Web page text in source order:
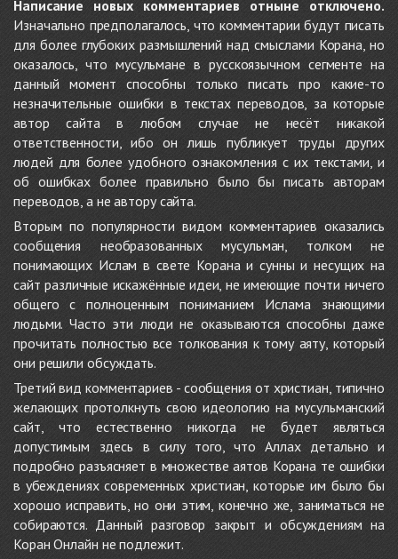
Написание новых комментариев отныне отключено.
Изначально предполагалось, что комментарии будут писать
для более глубоких размышлений над смыслами Корана, но
оказалось, что мусульмане в русскоязычном сегменте на
данный момент способны только писать про какие-то
незначительные ошибки в текстах переводов, за которые
автор сайта в любом случае не несёт никакой
ответственности, ибо он лишь публикует труды других
людей для более удобного ознакомления с их текстами, и
об ошибках более правильно было бы писать авторам
переводов, а не автору сайта.
Вторым по популярности видом комментариев оказались
сообщения необразованных мусульман, толком не
понимающих Ислам в свете Корана и сунны и несущих на
сайт различные искажённые идеи, не имеющие почти ничего
общего с полноценным пониманием Ислама знающими
людьми. Часто эти люди не оказываются способны даже
прочитать полностью все толкования к тому аяту, который
они решили обсуждать.
Третий вид комментариев - сообщения от христиан, типично
желающих протолкнуть свою идеологию на мусульманский
сайт, что естественно никогда не будет являться
допустимым здесь в силу того, что Аллах детально и
подробно разъясняет в множестве аятов Корана те ошибки
в убеждениях современных христиан, которые им было бы
хорошо исправить, но они этим, конечно же, заниматься не
собираются. Данный разговор закрыт и обсуждениям на
Коран Онлайн не подлежит.